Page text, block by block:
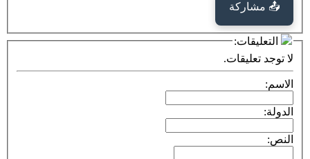
📤 مشاركة
التعليقات:
لا توجد تعليقات.
الاسم:
الدولة:
النص: